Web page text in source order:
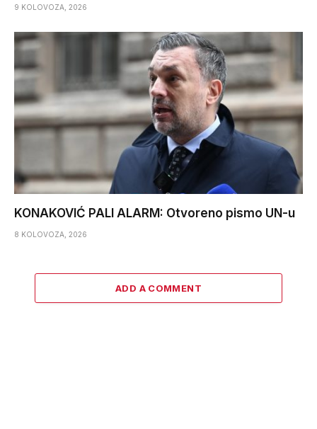
9 KOLOVOZA, 2026
KONAKOVIĆ PALI ALARM: Otvoreno pismo UN-u
8 KOLOVOZA, 2026
ADD A COMMENT